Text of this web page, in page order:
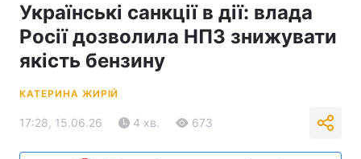
Українські санкції в дії: влада
Росії дозволила НПЗ знижувати
якість бензину
КАТЕРИНА ЖИРІЙ
17:28, 15.06.26 4 хв. 673